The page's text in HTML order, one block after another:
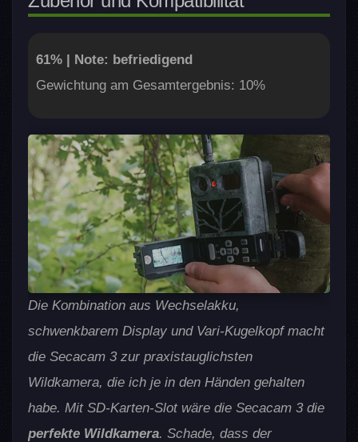
61% | Note: befriedigend
Gewichtung am Gesamtergebnis: 10%
Die Kombination aus Wechselakku,
schwenkbarem Display und Vari-Kugelkopf macht
die Secacam 3 zur praxistauglichsten
Wildkamera, die ich je in den Händen gehalten
habe. Mit SD-Karten-Slot wäre die Secacam 3 die
perfekte Wildkamera. Schade, dass der